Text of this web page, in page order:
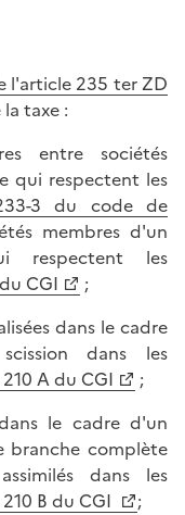
l'article 235 ter ZD
taxe :
entre sociétés
qui respectent les
3 du code de
membres d'un
respectent les
CGI
;
dans le cadre
dans les
A du CGI
;
le cadre d'un
complète
dans les
B du CGI
;